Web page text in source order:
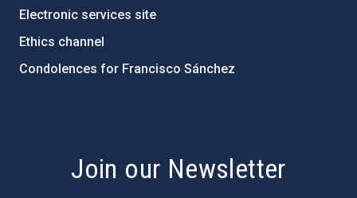
Electronic services site
Ethics channel
Condolences for Francisco Sánchez
Join our Newsletter